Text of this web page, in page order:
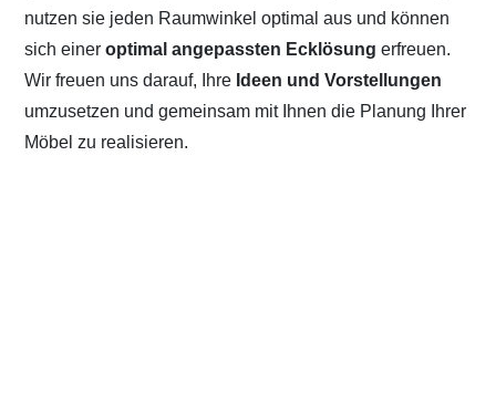
nutzen sie jeden Raumwinkel optimal aus und können
sich eineroptimal angepassten Ecklösung erfreuen.
Wir freuen uns darauf, Ihre Ideen und Vorstellungen
umzusetzen und gemeinsam mit Ihnen die Planung Ihrer
Möbel zu realisieren.